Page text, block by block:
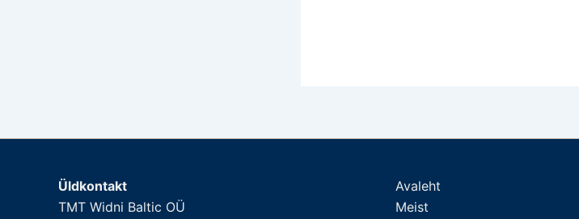
Üldkontakt
TMT Widni Baltic OÜ
Avaleht
Meist